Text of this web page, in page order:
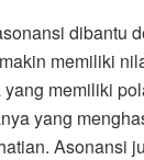
dibantu
memiliki
memiliki
yang
Asonansi